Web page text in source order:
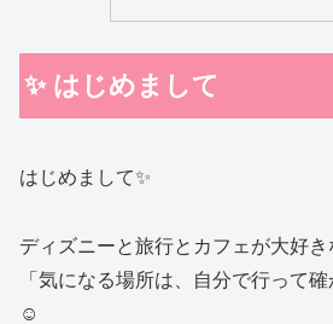
✨ はじめまして
はじめまして✨
ディズニーと旅行とカフェが大好き
「気になる場所は、自分で行って
☺️